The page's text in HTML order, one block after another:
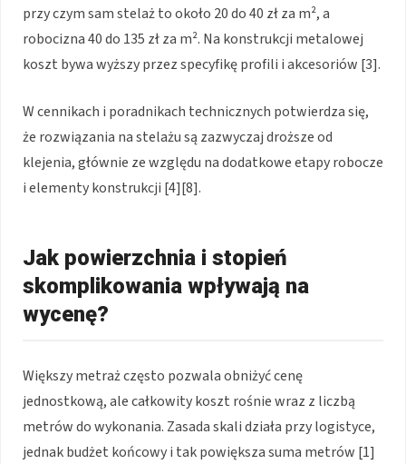
przy czym sam stelaż to około 20 do 40 zł za m², a
robocizna 40 do 135 zł za m². Na konstrukcji metalowej
koszt bywa wyższy przez specyfikę profili i akcesoriów [3].
W cennikach i poradnikach technicznych potwierdza się,
że rozwiązania na stelażu są zazwyczaj droższe od
klejenia, głównie ze względu na dodatkowe etapy robocze
i elementy konstrukcji [4][8].
Jak powierzchnia i stopień
skomplikowania wpływają na
wycenę?
Większy metraż często pozwala obniżyć cenę
jednostkową, ale całkowity koszt rośnie wraz z liczbą
metrów do wykonania. Zasada skali działa przy logistyce,
jednak budżet końcowy i tak powiększa suma metrów [1]